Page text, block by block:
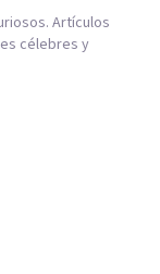
Artículos
célebres y